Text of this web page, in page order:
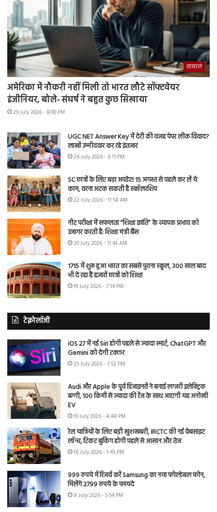
वायरल
अमेरिका में नौकरी नहीं मिली तो भारत लौटे सॉफ्टवेयर
इंजीनियर, बोले- संघर्ष ने बहुत कुछ सिखाया
29 July 2026 - 8:00 PM
UGC NET Answer Key में देरी की वजह पेपर लीक विवाद?
लाखों उम्मीदवार कर रहे इंतजार
26 July 2026 - 6:11 PM
SC छात्रों के लिए बड़ा अपडेट! 15 अगस्त से पहले कर लें ये
काम, वरना अटक सकती है स्कॉलरशिप
22 July 2026 - 11:54 AM
नीट परीक्षा में सफलता “शिक्षा क्रांति” के व्यापक प्रभाव को
उजागर करती है: शिक्षा मंत्री बैंस
20 July 2026 - 11:43 AM
1715 में शुरू हुआ भारत का सबसे पुराना स्कूल, 300 साल बाद
भी दे रहा है हजारों छात्रों को शिक्षा
19 July 2026 - 7:14 PM
टेक्नोलॉजी
iOS 27 में नई Siri होगी पहले से ज्यादा स्मार्ट, ChatGPT और
Gemini को देगी टक्कर
25 July 2026 - 7:52 PM
Audi और Apple के पूर्व डिजाइनरों ने बनाई लग्जरी इलेक्ट्रिक
बग्गी, 100 किमी से ज्यादा की रेंज के साथ आएगी यह अनोखी
EV
19 July 2026 - 4:48 PM
रेल यात्रियों के लिए बड़ी खुशखबरी, IRCTC की नई वेबसाइट
लॉन्च, टिकट बुकिंग होगी पहले से आसान और तेज
16 July 2026 - 1:45 PM
999 रुपये में रिजर्व करें Samsung का नया फोल्डेबल फोन,
मिलेंगे 2799 रुपये के फायदे
8 July 2026 - 5:54 PM